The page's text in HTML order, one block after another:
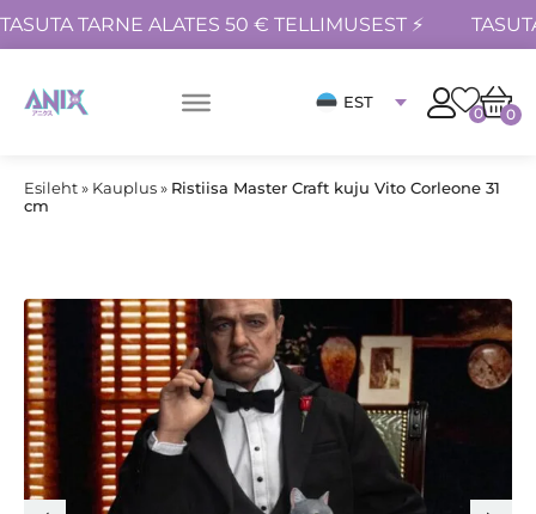
TASUTA TARNE ALATES 50 € TELLIMUSEST ⚡
EST
0 0
Esileht» Kauplus» Ristiisa Master Craft kuju Vito Corleone 31
cm